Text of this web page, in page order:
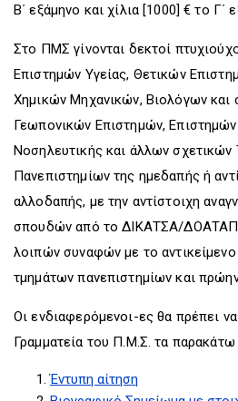
Β΄ εξάμηνο και χίλια [1000] € το Γ΄
Στο ΠΜΣ γίνονται δεκτοί
Επιστημών Υγείας, Θετικών
Χημικών Μηχανικών, Βιολόγων και
Γεωπονικών Επιστημών,
Νοσηλευτικής και άλλων
Πανεπιστημίων της ημεδαπής ή
αλλοδαπής, με την αντίστοιχη
σπουδών από το ΔΙΚΑΤΣΑ/ΔΟΑΤΑΠ,
λοιπών συναφών με το
τμημάτων πανεπιστημίων και
Οι ενδιαφερόμενοι-ες θα πρέπει
Γραμματεία του Π.Μ.Σ. τα παρακάτω
Έντυπη αίτηση